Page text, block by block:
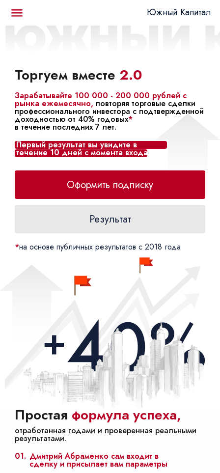
Южный Капитал
Торгуем вместе 2.0
Зарабатывайте 100 000 - 200 000 рублей с
рынка ежемесячно, повторяя торговые сделки
профессионального инвестора с подтвержденной
доходностью от 40% годовых*
в течение последних 7 лет.
Оформить подписку
Результат
*на основе публичных результатов с 2018 года
Первый результат вы увидите в
течение 10 дней с момента входа в
сервис.
Простая формула успеха,
отработанная годами и проверенная реальными
результатами.
01. Дмитрий Абраменко сам входит в
сделку и присылает вам параметры
Получите ссылку на живой график
Укажите ваш Email, куда мы пришлем письмо с
ссылкой на график индекса ММВБ с актуальной
разметкой Дмитрия Абраменко